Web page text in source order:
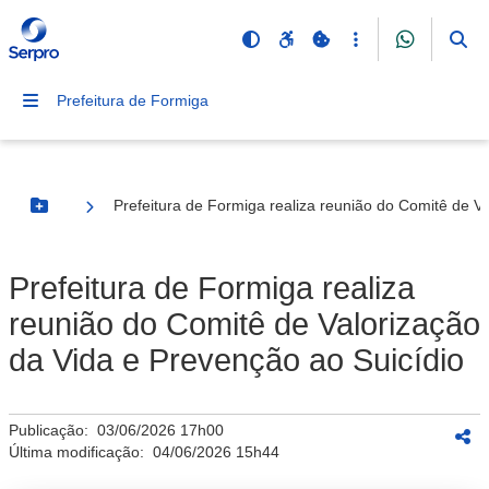
Prefeitura de Formiga
Botão Menu
Prefeitura de Formiga realiza reunião do Comitê de
Prefeitura de Formiga realiza
reunião do Comitê de Valorização
da Vida e Prevenção ao Suicídio
Publicação: 03/06/2026 17h00
Última modificação: 04/06/2026 15h44